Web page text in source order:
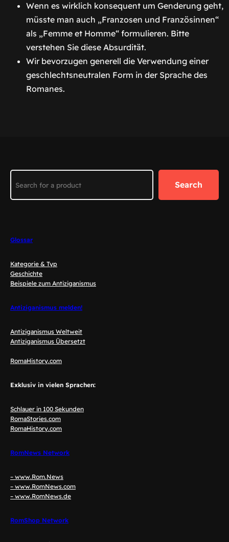
Wenn es wirklich konsequent um Genderung geht,
müsste man auch „Franzosen und Französinnen“
als „Femme et Homme“ formulieren. Bitte
verstehen Sie diese Absurdität.
Wir bevorzugen generell die Verwendung einer
geschlechtsneutralen Form in der Sprache des
Romanes.
Search
Glossar
Kategorie & Typ
Geschichte
Beispiele zum Antiziganismus
Antiziganismus melden!
Antiziganismus Weltweit
Antiziganismus Übersetzt
RomaHistory.com
Exklusiv in vielen Sprachen:
Schlauer in 100 Sekunden
RomaStories.com
RomaHistory.com
RomNews Network
– www.Rom.News
– www.RomNews.com
– www.RomNews.de
RomShop Network